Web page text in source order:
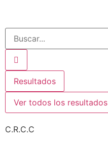
Resultados
Ver todos los resultados
C.R.C.C